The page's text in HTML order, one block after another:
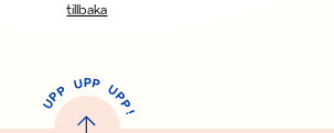
tillbaka
U
P
P UPP UP
P
!